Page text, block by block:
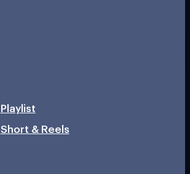
Playlist
Short & Reels